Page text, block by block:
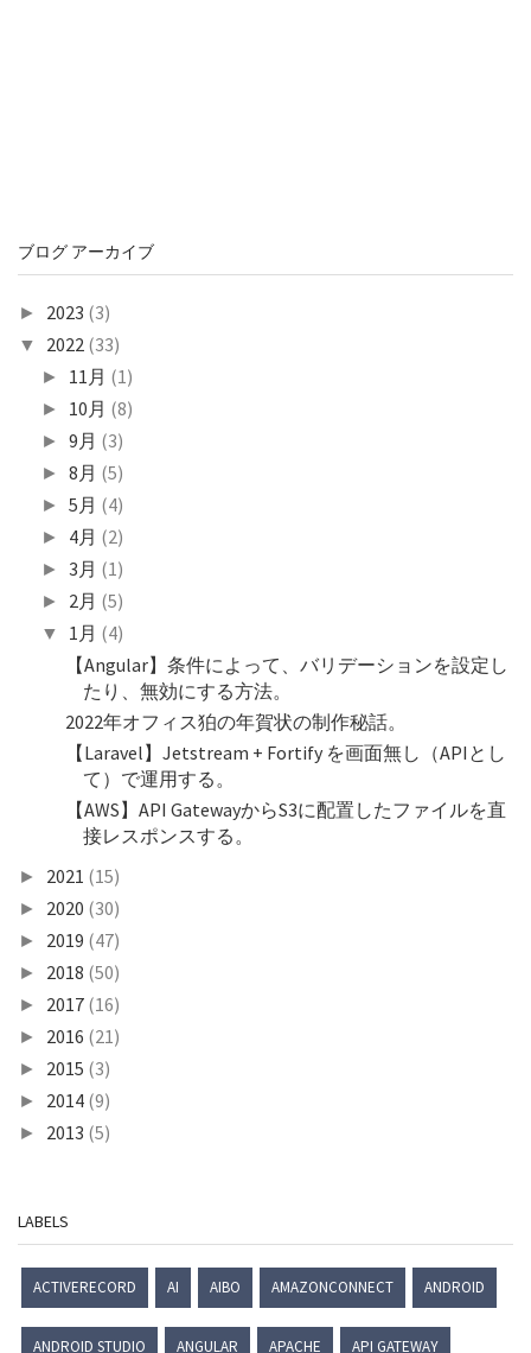
ブログ アーカイブ
► 2023 (3)
▼ 2022 (33)
► 11月 (1)
► 10月 (8)
►9月 (3)
►8月 (5)
►5月 (4)
► 4月 (2)
►3月 (1)
► 2月 (5)
▼ 1月 (4)
【Angular】条件によって、バリデーションを設定し
たり、無効にする方法。
2022年オフィス狛の年賀状の制作秘話。
【Laravel】Jetstream + Fortify を画面無し（APIとし
て）で運用する。
【AWS】API GatewayからS3に配置したファイルを直
接レスポンスする。
► 2021 (15)
► 2020 (30)
► 2019 (47)
► 2018 (50)
► 2017 (16)
► 2016 (21)
► 2015 (3)
► 2014 (9)
► 2013 (5)
LABELS
ACTIVERECORD AI AIBO AMAZONCONNECT ANDROID
ANDROID STUDIO ANGULAR APACHE API GATEWAY